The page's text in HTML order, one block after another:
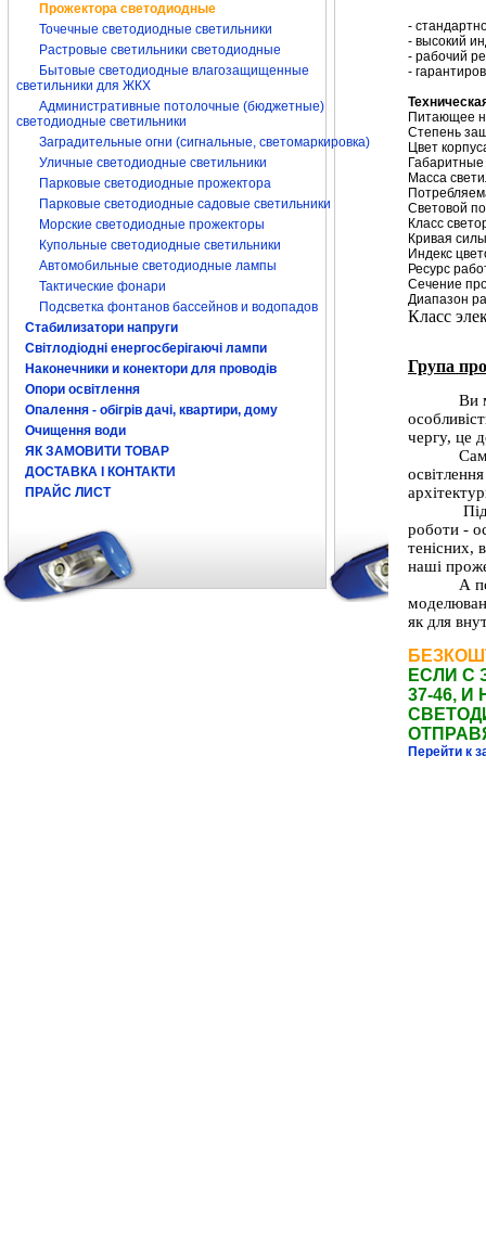
Прожектора светодиодные
Точечные светодиодные светильники
Растровые светильники светодиодные
Бытовые светодиодные влагозащищенные
светильники для ЖКХ
Административные потолочные (бюджетные)
светодиодные светильники
Заградительные огни (сигнальные, светомаркировка)
Уличные светодиодные светильники
Парковые светодиодные прожектора
Парковые светодиодные садовые светильники
Морские светодиодные прожекторы
Купольные светодиодные светильники
Автомобильные светодиодные лампы
Тактические фонари
Подсветка фонтанов бассейнов и водопадов
Стабилизатори напруги
Світлодіодні енергосберігаючі лампи
Наконечники и конектори для проводів
Опори освітлення
Опалення - обігрів дачі, квартири, дому
Очищення води
ЯК ЗАМОВИТИ ТОВАР
ДОСТАВКА І КОНТАКТИ
ПРАЙС ЛИСТ
-
- высокий
- рабочий
-
Питающее
Степень
Цвет
Масса
Световой
Класс
Кривая
Индекс
Ресурс
Сечение
Диапазон
Класс
Група
Ви
чергу, це
освітлення
роботи -
тенісних,
наші
А
як для
ЕСЛИ С
37-46,
Перейти к